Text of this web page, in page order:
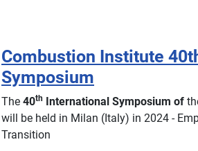
Combustion Institute
Symposium
The 40th International Symposium of
will be held in Milan (Italy) in 2024 -
Transition